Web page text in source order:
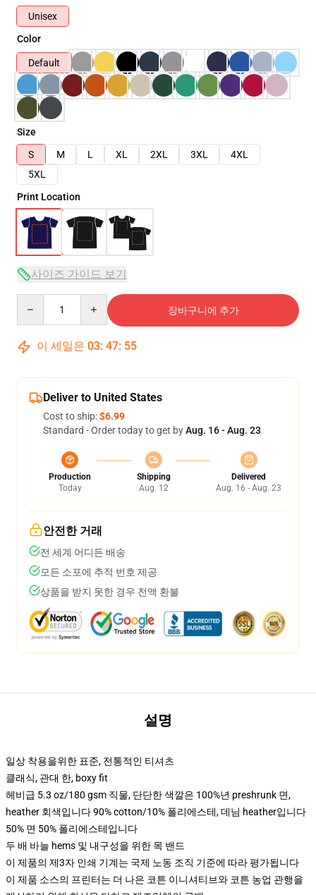
Unisex
Color
Default
Size
S
M L XL 2XL 3XL
4XL
5XL
Print Location
사이즈 가이드 보기
장바구니에 추가
이 세일은 03: 47: 54
Deliver to United States
Cost to ship:$6.99
Standard - Order today to get byAug. 16 - Aug. 23
Production
Today
Shipping
Aug. 12
Delivered
Aug. 16 - Aug. 23
안전한 거래
전 세계 어디든 배송
모든 소포에 추적 번호 제공
상품을 받지 못한 경우 전액 환불
설명
일상 착용을위한 표준, 전통적인 티셔츠
클래식, 관대 한, boxy fit
헤비급 5.3 oz/180 gsm 직물, 단단한 색깔은 100%년 preshrunk 면,
heather 회색입니다 90% cotton/10% 폴리에스테, 데님 heather입니다
50% 면 50% 폴리에스테입니다
두 배 바늘 hems 및 내구성을 위한 목 밴드
이 제품의 제3자 인쇄 기계는 국제 노동 조직 기준에 따라 평가됩니다
이 제품 소스의 프린터는 더 나은 코튼 이니셔티브와 코튼 농업 관행을